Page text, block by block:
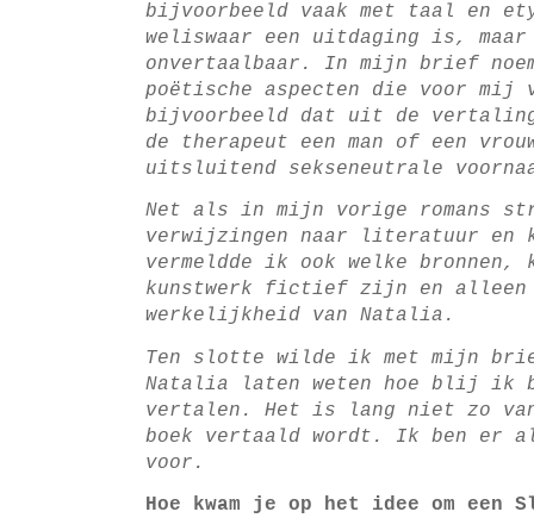
bijvoorbeeld vaak met taal en
weliswaar een uitdaging is,
onvertaalbaar. In mijn brief
poëtische aspecten die voor mij
bijvoorbeeld dat uit de
de therapeut een man of een
uitsluitend sekseneutrale
Net als in mijn vorige romans
verwijzingen naar literatuur
vermeldde ik ook welke bronnen,
kunstwerk fictief zijn en alleen
werkelijkheid van Natalia.
Ten slotte wilde ik met mijn
Natalia laten weten hoe blij ik
vertalen. Het is lang niet zo
boek vertaald wordt. Ik ben er
voor.
Hoe kwam je op het idee om een